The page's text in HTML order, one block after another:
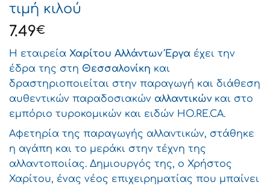
τιμή κιλού
7.49€
Η εταιρεία Χαρίτου Αλλάντων Έργα έχει την
έδρα της στη Θεσσαλονίκη και
δραστηριοποιείται στην παραγωγή και διάθεση
αυθεντικών παραδοσιακών αλλαντικώνκαι στο
εμπόριο τυροκομικών και ειδών HO.RE.CA.
Αφετηρία της παραγωγής αλλαντικών, στάθηκε
η αγάπη και το μεράκι στην τέχνη της
αλλαντοποιίας. Δημιουργός της, ο Χρήστος
Χαρίτου, ένας νέος επιχειρηματίας που μπαίνει